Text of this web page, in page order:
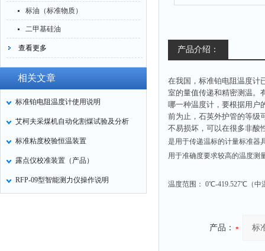
标油（标准物质）
二甲基硅油
查看更多
相关文章
标准铂电阻温度计使用说明
艾柯夫采煤机自动化割煤试验及分析
标准粘度校验恒温装置
露点仪校准装置（产品）
RFP-09型智能测力仪操作说明
产品介绍：
在我国，标准铂电阻温度计
室的量值传递和精密测温。
哪一种温度计，要根据用户
前为止，石英外护管的等级
不易损坏，可以在很多非酸
是用于传递温标的计量标准器
用于准确度要求较高的温度测
温度范围： 0℃-419.527℃（
产品：